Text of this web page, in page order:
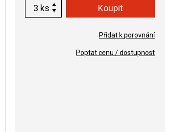
ks
Přidat k porovnání
Poptat cenu / dostupnost